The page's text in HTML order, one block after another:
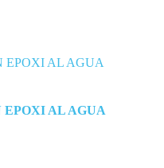
AL AGUA